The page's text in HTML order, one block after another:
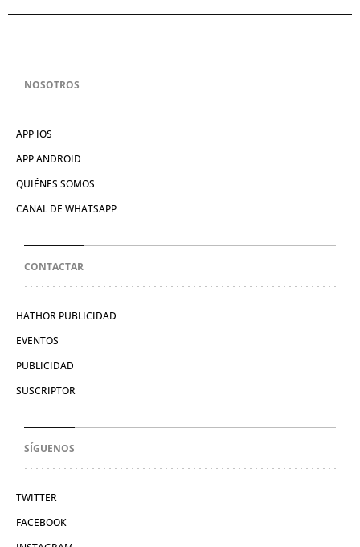
NOSOTROS
APP IOS
APP ANDROID
QUIÉNES SOMOS
CANAL DE WHATSAPP
CONTACTAR
HATHOR PUBLICIDAD
EVENTOS
PUBLICIDAD
SUSCRIPTOR
SÍGUENOS
TWITTER
FACEBOOK